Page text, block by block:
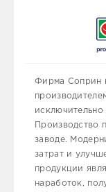
Фирма Соприн
исключительно
Производство
заводе.
затрат и
продукции
наработок,